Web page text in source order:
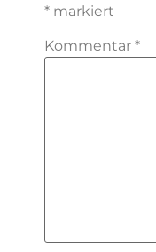
* markiert
Kommentar *